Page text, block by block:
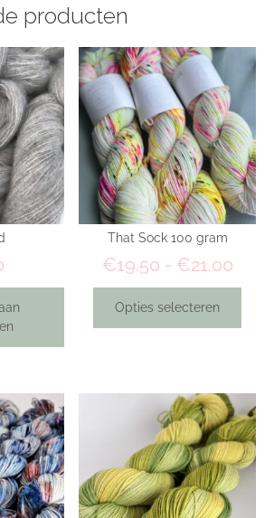
producten
That Sock 100 gram
€19.50 - €21.00
Opties selecteren